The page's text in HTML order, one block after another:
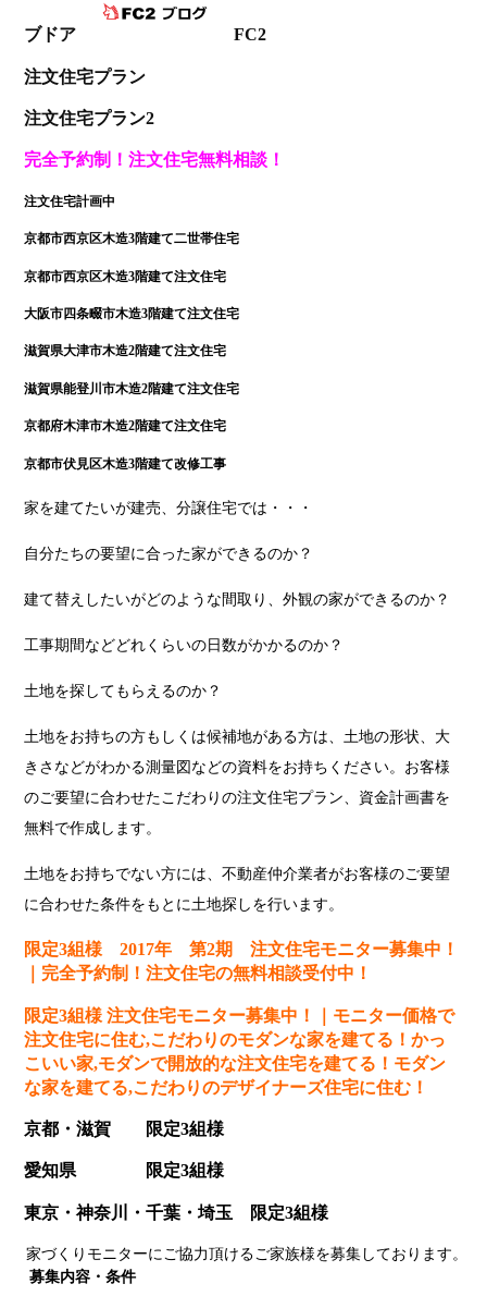
ブドア FC2
注文住宅プラン
注文住宅プラン2
完全予約制！注文住宅無料相談！
注文住宅計画中
京都市西京区木造3階建て二世帯住宅
京都市西京区木造3階建て注文住宅
大阪市四条畷市木造3階建て注文住宅
滋賀県大津市木造2階建て注文住宅
滋賀県能登川市木造2階建て注文住宅
京都府木津市木造2階建て注文住宅
京都市伏見区木造3階建て改修工事
家を建てたいが建売、分譲住宅では・・・
自分たちの要望に合った家ができるのか？
建て替えしたいがどのような間取り、外観の家ができるのか？
工事期間などどれくらいの日数がかかるのか？
土地を探してもらえるのか？
土地をお持ちの方もしくは候補地がある方は、土地の形状、大
きさなどがわかる測量図などの資料をお持ちください。お客様
のご要望に合わせたこだわりの注文住宅プラン、資金計画書を
無料で作成します。
土地をお持ちでない方には、不動産仲介業者がお客様のご要望
に合わせた条件をもとに土地探しを行います。
限定3組様 2017年 第2期 注文住宅モニター募集中！
｜完全予約制！注文住宅の無料相談受付中！
限定3組様 注文住宅モニター募集中！｜ モニター価格で
注文住宅に住む,こだわりのモダンな家を建てる！かっ
こいい家,モダンで開放的な注文住宅を建てる！ モダン
な家を建てる,こだわりのデザイナーズ住宅に住む ！
京都・滋賀 限定3組様
愛知県 限定3組様
東京・神奈川・千葉・埼玉 限定3組様
家づくりモニターにご協力頂けるご家族様を募集しております。
募集内容・条件